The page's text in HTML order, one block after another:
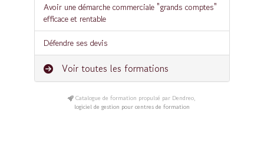
Avoir une démarche commerciale "grands comptes"
efficace et rentable
Défendre ses devis
Voir toutes les formations
Catalogue de formation propulsé par Dendreo,
logiciel de gestion pour centres de formation